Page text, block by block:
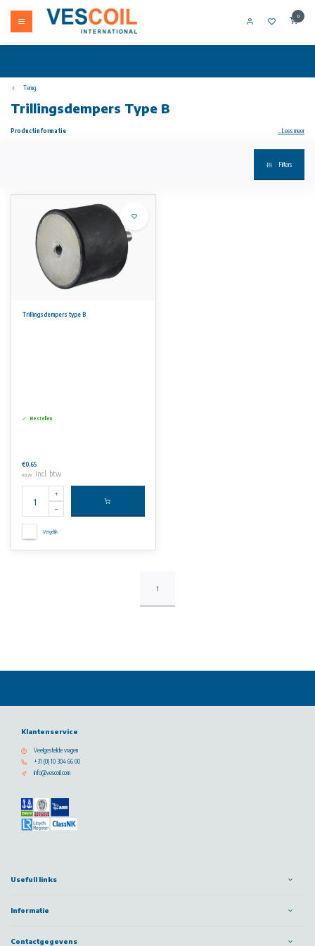
0
Terug
Trillingsdempers Type B
Productinformatie
Materiaal:
Rubber delen - NR (Natuurrubber) Shore A 55° ±5% (middelhard), Metaaldelen - Staal verzinkt (St37) of RVS AISI 304
...Lees meer
Filters
Trillingsdempers type B
Bestellen
€0,65
€0,79 Incl. btw
Vergelijk
1
Klantenservice
Veelgestelde vragen
+31 (0) 10 304 66 00
info@vescoil.com
Usefull links
Informatie
Contactgegevens